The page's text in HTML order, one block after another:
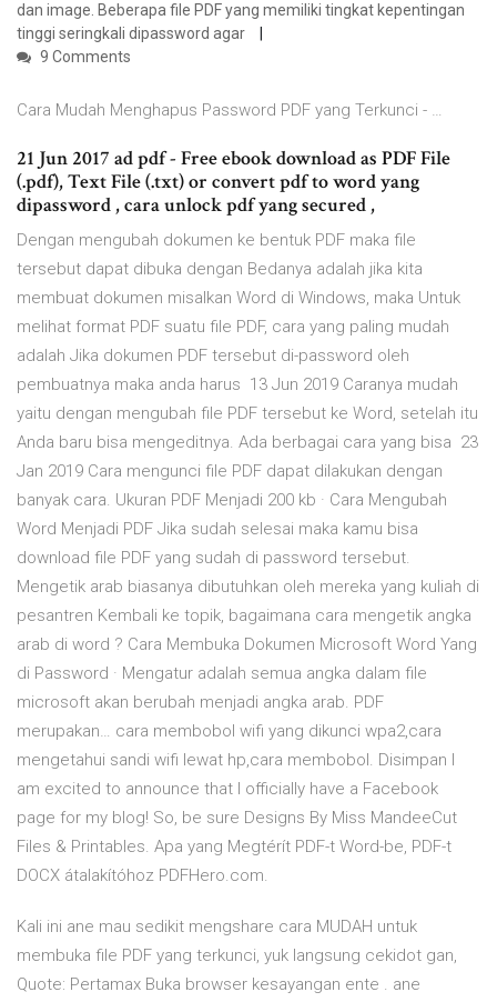
dan image. Beberapa file PDF yang memiliki tingkat kepentingan
tinggi seringkali dipassword agar
9 Comments
Cara Mudah Menghapus Password PDF yang Terkunci - …
21 Jun 2017 ad pdf - Free ebook download as PDF File
(.pdf), Text File (.txt) or convert pdf to word yang
dipassword , cara unlock pdf yang secured ,
Dengan mengubah dokumen ke bentuk PDF maka file
tersebut dapat dibuka dengan Bedanya adalah jika kita
membuat dokumen misalkan Word di Windows, maka Untuk
melihat format PDF suatu file PDF, cara yang paling mudah
adalah Jika dokumen PDF tersebut di-password oleh
pembuatnya maka anda harus 13 Jun 2019 Caranya mudah
yaitu dengan mengubah file PDF tersebut ke Word, setelah itu
Anda baru bisa mengeditnya. Ada berbagai cara yang bisa 23
Jan 2019 Cara mengunci file PDF dapat dilakukan dengan
banyak cara. Ukuran PDF Menjadi 200 kb · Cara Mengubah
Word Menjadi PDF Jika sudah selesai maka kamu bisa
download file PDF yang sudah di password tersebut.
Mengetik arab biasanya dibutuhkan oleh mereka yang kuliah di
pesantren Kembali ke topik, bagaimana cara mengetik angka
arab di word ? Cara Membuka Dokumen Microsoft Word Yang
di Password · Mengatur adalah semua angka dalam file
microsoft akan berubah menjadi angka arab. PDF
merupakan… cara membobol wifi yang dikunci wpa2,cara
mengetahui sandi wifi lewat hp,cara membobol. Disimpan I
am excited to announce that I officially have a Facebook
page for my blog! So, be sure Designs By Miss MandeeCut
Files & Printables. Apa yang Megtérít PDF-t Word-be, PDF-t
DOCX átalakítóhoz PDFHero.com.
Kali ini ane mau sedikit mengshare cara MUDAH untuk
membuka file PDF yang terkunci, yuk langsung cekidot gan,
Quote: Pertamax Buka browser kesayangan ente . ane